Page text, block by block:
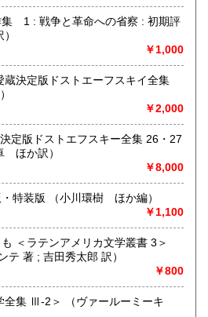
した。
ました。
庫の販売・受け渡し可能です。
してください。
(徒歩1分)
3は休業)
全般(CD・DVD、レコード、書道
ニカーなど)買い取りいたします。
集 1 : 戦争と革命への省察 : 初期評
￥1,000
決定版ドストエーフスキイ全集
￥2,000
定版ドストエフスキー全集 26・27
ほか訳）
￥8,000
角川 新字源 改訂新版・特装版 （小川環樹 ほか編）
￥1,100
＜ラテンアメリカ文学叢書 3＞
テ 著 ; 吉田秀太郎 訳）
￥800
ヴァールーミーキ